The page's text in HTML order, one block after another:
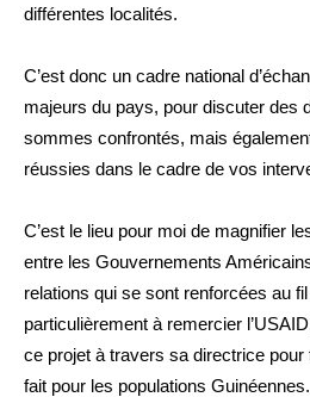
différentes localités.
C’est donc un cadre national
majeurs du pays, pour discuter des
sommes confrontés, mais
réussies dans le cadre de vos
C’est le lieu pour moi de magnifier
entre les Gouvernements
relations qui se sont renforcées au
particulièrement à remercier
ce projet à travers sa directrice
fait pour les populations